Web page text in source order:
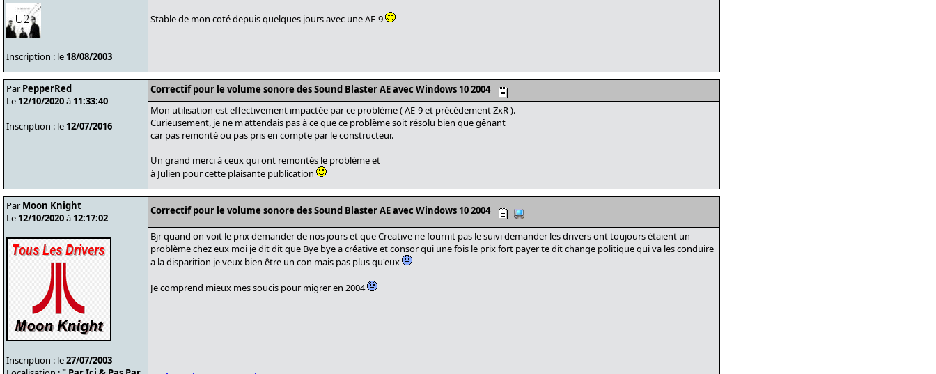
Inscription : le 18/08/2003
Stable de mon coté depuis quelques jours avec une AE-9
Par PepperRed
Le 12/10/2020à 11:33:40
Inscription : le 12/07/2016
Correctif pour le volume sonore des Sound Blaster AE avec Windows 10 2004
Mon utilisation est effectivement impactée par ce problème ( AE-9 et précèdement ZxR ).
Curieusement, je ne m'attendais pas à ce que ce problème soit résolu bien que gênant
car pas remonté ou pas pris en compte par le constructeur.
Un grand merci à ceux qui ont remontés le problème et
à Julien pour cette plaisante publication
Par Moon Knight
Le 12/10/2020à 12:17:02
Inscription : le27/07/2003
Correctif pour le volume sonore des Sound Blaster AE avec Windows 10 2004
Bjr quand on voit le prix demander de nos jours et que Creative ne fournit pas le suivi demander les drivers ont toujours étaient un
problème chez eux moi je dit dit que Bye bye a créative et consor qui une fois le prix fort payer te dit change politique qui va les conduire
a la disparition je veux bien être un con mais pas plus qu'eux
Je comprend mieux mes soucis pour migrer en 2004